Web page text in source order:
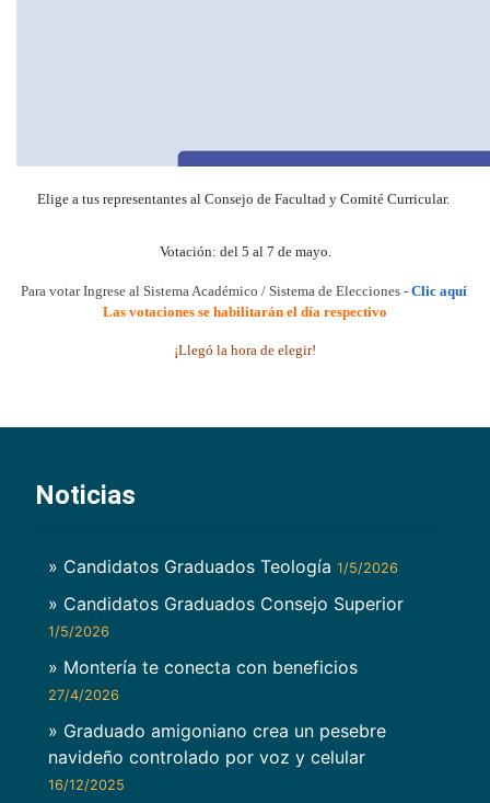
Elige a tus representantes al Consejo de Facultad y Comité Curricular.
Votación: del 5 al 7 de mayo.
Para votar Ingrese al Sistema Académico / Sistema de Elecciones - Clic aquí
Las votaciones se habilitarán el día respectivo
¡Llegó la hora de elegir!
Noticias
» Candidatos Graduados Teología 1/5/2026
» Candidatos Graduados Consejo Superior
1/5/2026
» Montería te conecta con beneficios
27/4/2026
» Graduado amigoniano crea un pesebre
navideño controlado por voz y celular
16/12/2025